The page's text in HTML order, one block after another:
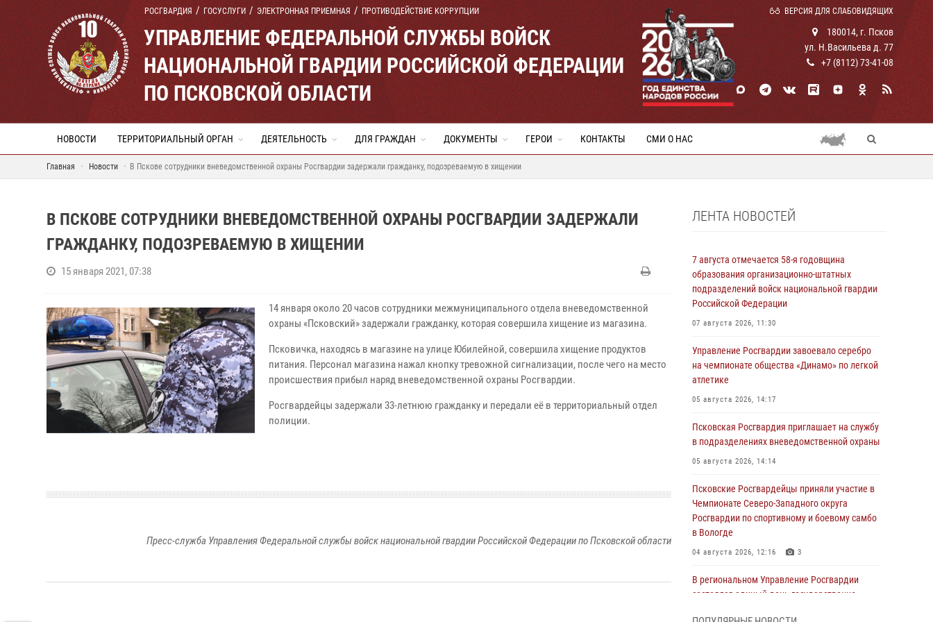
РОСГВАРДИЯ ГОСУСЛУГИ ЭЛЕКТРОННАЯ ПРИЕМНАЯ ПРОТИВОДЕЙСТВИЕ КОРРУПЦИИ ВЕРСИЯ ДЛЯ СЛАБОВИДЯЩИХ
УПРАВЛЕНИЕ ФЕДЕРАЛЬНОЙ СЛУЖБЫ ВОЙСК
НАЦИОНАЛЬНОЙ ГВАРДИИ РОССИЙСКОЙ ФЕДЕРАЦИИ
ПО ПСКОВСКОЙ ОБЛАСТИ
180014, г. Псков
ул. Н.Васильева д. 77
+7 (8112) 73-41-08
НОВОСТИ ТЕРРИТОРИАЛЬНЫЙ ОРГАН ДЕЯТЕЛЬНОСТЬ ДЛЯ ГРАЖДАН ДОКУМЕНТЫ ГЕРОИ КОНТАКТЫ СМИ О НАС
Главная Новости В Пскове сотрудники вневедомственной охраны Росгвардии задержали гражданку, подозреваемую в хищении
В ПСКОВЕ СОТРУДНИКИ ВНЕВЕДОМСТВЕННОЙ ОХРАНЫ РОСГВАРДИИ ЗАДЕРЖАЛИ
ГРАЖДАНКУ, ПОДОЗРЕВАЕМУЮ В ХИЩЕНИИ
15 января 2021, 07:38
14 января около 20 часов сотрудники межмуниципального отдела вневедомственной
охраны «Псковский» задержали гражданку, которая совершила хищение из магазина.
Псковичка, находясь в магазине на улице Юбилейной, совершила хищение продуктов
питания. Персонал магазина нажал кнопку тревожной сигнализации, после чего на место
происшествия прибыл наряд вневедомственной охраны Росгвардии.
Росгвардейцы задержали 33-летнюю гражданку и передали её в территориальный отдел
полиции.
Пресс-служба Управления Федеральной службы войск национальной гвардии Российской Федерации по Псковской области
ЛЕНТА НОВОСТЕЙ
7 августа отмечается 58-я годовщина
образования организационно-штатных
подразделений войск национальной гвардии
Российской Федерации
07 августа 2026, 11:30
Управление Росгвардии завоевало серебро
на чемпионате общества «Динамо» по легкой
атлетике
05 августа 2026, 14:17
Псковская Росгвардия приглашает на службу
в подразделениях вневедомственной охраны
05 августа 2026, 14:14
Псковские Росгвардейцы приняли участие в
Чемпионате Северо-Западного округа
Росгвардии по спортивному и боевому самбо
в Вологде
04 августа 2026, 12:16 3
В региональном Управление Росгвардии
состоялся единый день государственно-